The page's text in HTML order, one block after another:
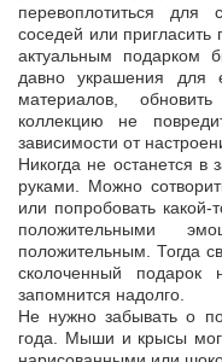
перевоплотиться для
соседей или пригласить
актуальным подарком
давно украшения для
материалов,
коллекцию не
зависимости от
Никогда не останется в
руками. Можно
или попробовать
положительными
положительным. Тогда
сколоченный подарок
запомнится надолго.
Не нужно забывать о
года. Мыши и крысы